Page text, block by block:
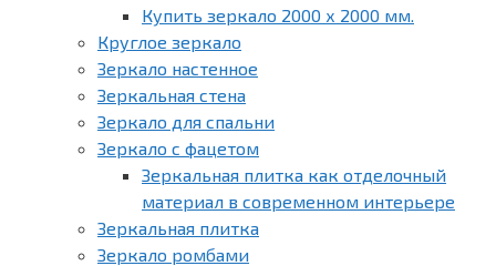
Купить зеркало 2000 х 2000 мм.
Круглое зеркало
Зеркало настенное
Зеркальная стена
Зеркало для спальни
Зеркало с фацетом
Зеркальная плитка как отделочный
материал в современном интерьере
Зеркальная плитка
Зеркало ромбами